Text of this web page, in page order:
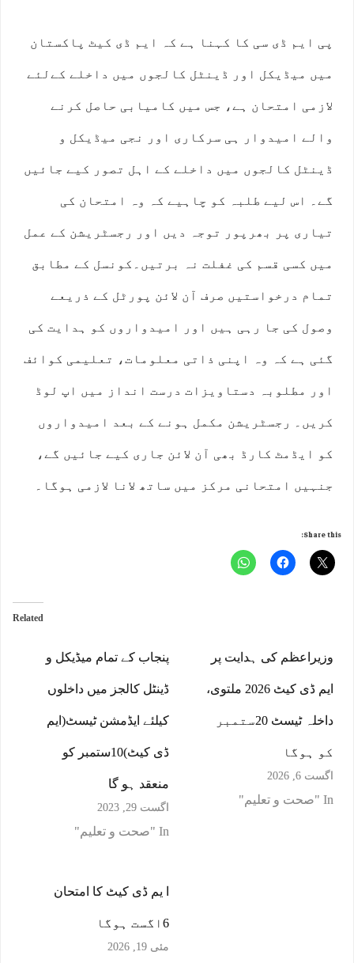
پی ایم ڈی سی کا کہنا ہے کہ ایم ڈی کیٹ پاکستان
میں میڈیکل اور ڈینٹل کالجوں میں داخلے کےلئے
لازمی امتحان ہے، جس میں کامیابی حاصل کرنے
والے امیدوار ہی سرکاری اور نجی میڈیکل و
ڈینٹل کالجوں میں داخلے کے اہل تصور کیے جائیں
گے۔ اس لیے طلبہ کو چاہیے کہ وہ امتحان کی
تیاری پر بھرپور توجہ دیں اور رجسٹریشن کے عمل
میں کسی قسم کی غفلت نہ برتیں۔کونسل کے مطابق
تمام درخواستیں صرف آن لائن پورٹل کے ذریعے
وصول کی جا رہی ہیں اور امیدواروں کو ہدایت کی
گئی ہے کہ وہ اپنی ذاتی معلومات، تعلیمی کوائف
اور مطلوبہ دستاویزات درست انداز میں اپ لوڈ
کریں۔ رجسٹریشن مکمل ہونے کے بعد امیدواروں
کو ایڈمٹ کارڈ بھی آن لائن جاری کیے جائیں گے،
جنہیں امتحانی مرکز میں ساتھ لانا لازمی ہوگا۔
Share this:
Related
پنجاب کے تمام میڈیکل و
ڈینٹل کالجز میں داخلوں
کیلئے ایڈمشن ٹیسٹ(ایم
ڈی کیٹ)10ستمبر کو
منعقد ہو گا
اگست 29, 2023
In "صحت و تعلیم"
وزیراعظم کی ہدایت پر
ایم ڈی کیٹ 2026 ملتوی،
داخلہ ٹیسٹ 20ستمبر
کو ہوگا
اگست 6, 2026
In "صحت و تعلیم"
ا یم ڈی کیٹ کا امتحان
6اگست ہوگا
مئی 19, 2026